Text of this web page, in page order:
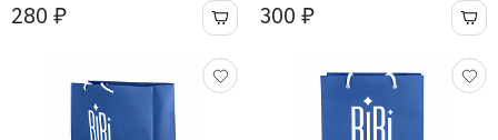
280 ₽ 300 ₽